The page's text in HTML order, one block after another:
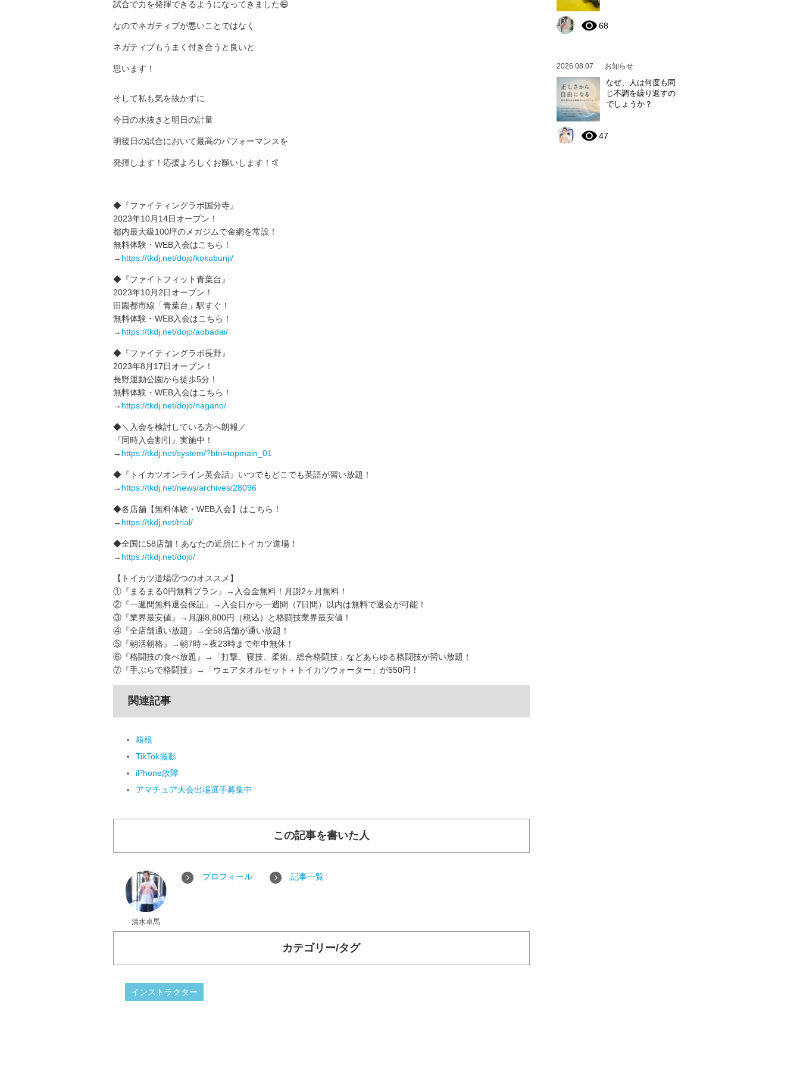
試合で力を発揮できるようになってきました😄
なのでネガティブが悪いことではなく
ネガティブもうまく付き合うと良いと
思います！
そして私も気を抜かずに
今日の水抜きと明日の計量
明後日の試合において最高のパフォーマンスを
発揮します！応援よろしくお願いします！🤙
◆『ファイティングラボ国分寺』
2023年10月14日オープン！
都内最大級100坪のメガジムで金網を常設！
無料体験・WEB入会はこちら！
→ https://tkdj.net/dojo/kokubunji/
◆『ファイトフィット青葉台』
2023年10月2日オープン！
田園都市線「青葉台」駅すぐ！
無料体験・WEB入会はこちら！
→ https://tkdj.net/dojo/aobadai/
◆『ファイティングラボ長野』
2023年8月17日オープン！
長野運動公園から徒歩5分！
無料体験・WEB入会はこちら！
→ https://tkdj.net/dojo/nagano/
◆＼入会を検討している方へ朗報／
『同時入会割引』実施中！
→ https://tkdj.net/system/?btn=topmain_01
◆『トイカツオンライン英会話』いつでもどこでも英語が習い放題！
→ https://tkdj.net/news/archives/28096
◆各店舗【無料体験・WEB入会】はこちら！
→ https://tkdj.net/trial/
◆全国に58店舗！あなたの近所にトイカツ道場！
→ https://tkdj.net/dojo/
【トイカツ道場⑦つのオススメ】
①『まるまる0円無料プラン』→入会金無料！月謝2ヶ月無料！
②『一週間無料退会保証』→入会日から一週間（7日間）以内は無料で退会が可能！
③『業界最安値』→月謝8,800円（税込）と格闘技業界最安値！
④『全店舗通い放題』→全58店舗が通い放題！
⑤『朝活朝格』→朝7時～夜23時まで年中無休！
⑥『格闘技の食べ放題』→「打撃、寝技、柔術、総合格闘技」などあらゆる格闘技が習い放題！
⑦『手ぶらで格闘技』→「ウェアタオルセット＋トイカツウォーター」が550円！
関連記事
箱根
TikTok撮影
iPhone故障
アマチュア大会出場選手募集中
この記事を書いた人
清水卓馬
プロフィール 記事一覧
カテゴリー/タグ
インストラクター
68
2026.08.07 お知らせ
なぜ、人は何度も同
じ不調を繰り返すの
でしょうか？
47